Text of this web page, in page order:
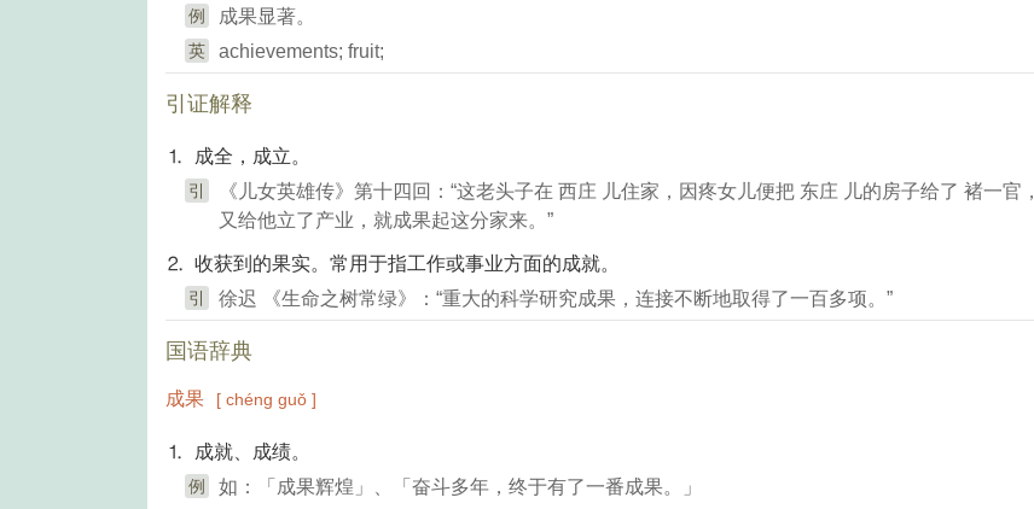
例 成果显著。
英 achievements; fruit;
引证解释
⒈ 成全，成立。
引
《儿女英雄传》第十四回：“这老头子在 西庄 儿住家，因疼女儿便把 东庄 儿的房子给了 褚一官，
又给他立了产业，就成果起这分家来。”
⒉ 收获到的果实。常用于指工作或事业方面的成就。
引 徐迟 《生命之树常绿》：“重大的科学研究成果，连接不断地取得了一百多项。”
国语辞典
成果 [ chéng guǒ ]
⒈ 成就、成绩。
例 如：「成果辉煌」、「奋斗多年，终于有了一番成果。」